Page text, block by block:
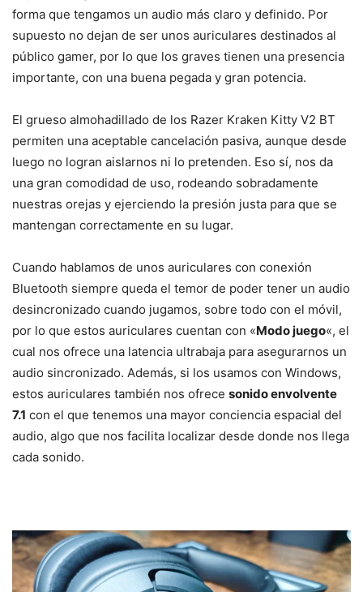
forma que tengamos un audio más claro y definido. Por
supuesto no dejan de ser unos auriculares destinados al
público gamer, por lo que los graves tienen una presencia
importante, con una buena pegada y gran potencia.
El grueso almohadillado de los Razer Kraken Kitty V2 BT
permiten una aceptable cancelación pasiva, aunque desde
luego no logran aislarnos ni lo pretenden. Eso sí, nos da
una gran comodidad de uso, rodeando sobradamente
nuestras orejas y ejerciendo la presión justa para que se
mantengan correctamente en su lugar.
Cuando hablamos de unos auriculares con conexión
Bluetooth siempre queda el temor de poder tener un audio
desincronizado cuando jugamos, sobre todo con el móvil,
por lo que estos auriculares cuentan con «Modo juego«, el
cual nos ofrece una latencia ultrabaja para asegurarnos un
audio sincronizado. Además, si los usamos con Windows,
estos auriculares también nos ofrece sonido envolvente
7.1 con el que tenemos una mayor conciencia espacial del
audio, algo que nos facilita localizar desde donde nos llega
cada sonido.